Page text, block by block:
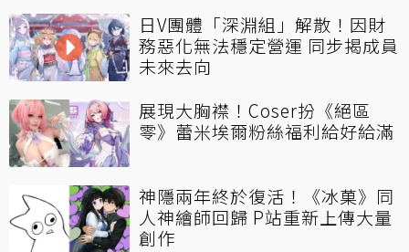
日V團體「深淵組」解散！因財
務惡化無法穩定營運 同步揭成員
未來去向
展現大胸襟！Coser扮《絕區
零》蕾米埃爾粉絲福利給好給滿
神隱兩年終於復活！《冰菓》同
人神繪師回歸 P站重新上傳大量
創作